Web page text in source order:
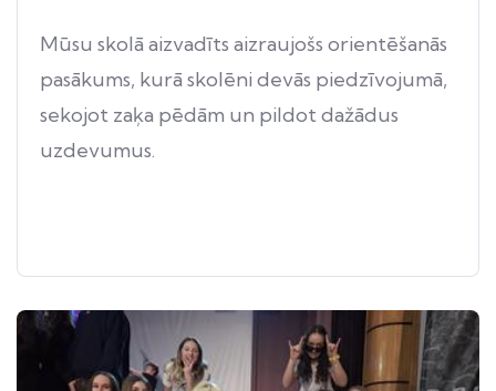
Mūsu skolā aizvadīts aizraujošs orientēšanās
pasākums, kurā skolēni devās piedzīvojumā,
sekojot zaķa pēdām un pildot dažādus
uzdevumus.